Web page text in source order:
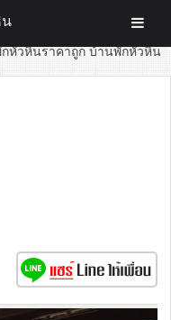
หัวหิน
หัวหินราคาถูก บ้านพักหัวหิน